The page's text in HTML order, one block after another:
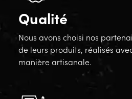
Qualité
Nous avons choisi nos
de leurs produits, réalisés
manière artisanale.